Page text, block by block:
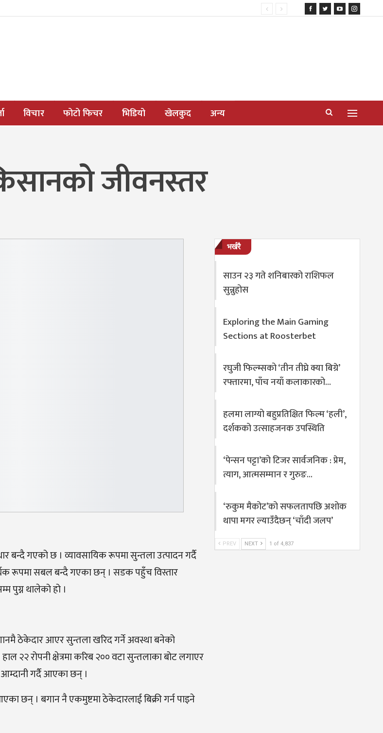
विचार फोटो फिचर भिडियो खेलकुद अन्य
जीवनस्तर
बन्दै गएको छ । व्यावसायिक रूपमा सुन्तला उत्पादन गर्दै
रूपमा सबल बन्दै गएका छन् । सडक पहुँच विस्तार
पुग्न थालेको हो ।
ठेकेदार आएर सुन्तला खरिद गर्ने अवस्था बनेको
२२ रोपनी क्षेत्रमा करिब २०० वटा सुन्तलाका बोट लगाएर
गर्दै आएका छन् ।
छन् । बगान नै एकमुष्टमा ठेकेदारलाई बिक्री गर्न पाइने
भर्खरै
साउन २३ गते शनिबारको राशिफल
सुन्नुहोस
Exploring the Main Gaming
Sections at Roosterbet
रघुजी फिल्म्सको ‘तीन तीघ्रे क्या बिग्रे’
रफ्तारमा, पाँच नयाँ कलाकारको…
हलमा लाग्यो बहुप्रतिक्षित फिल्म ‘हली’,
दर्शकको उत्साहजनक उपस्थिति
‘पेन्सन पट्टा’को टिजर सार्वजनिक : प्रेम,
त्याग, आत्मसम्मान र गुरुङ…
‘रुकुम मैकोट’को सफलतापछि अशोक
थापा मगर ल्याउँदैछन् ‘चाँदी जलप’
PREV NEXT 1 of 4,837